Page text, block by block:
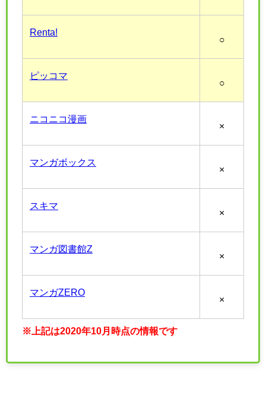
Renta!
○
ピッコマ
○
ニコニコ漫画
×
マンガボックス
×
スキマ
×
マンガ図書館Z
×
マンガZERO
×
※上記は2020年10月時点の情報です